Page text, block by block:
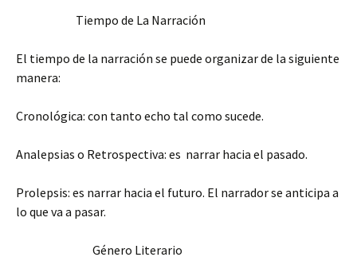
Tiempo de La Narración
El tiempo de la narración se puede organizar de la siguiente
manera:
Cronológica: con tanto echo tal como sucede.
Analepsias o Retrospectiva: es narrar hacia el pasado.
Prolepsis: es narrar hacia el futuro. El narrador se anticipa a
lo que va a pasar.
Género Literario